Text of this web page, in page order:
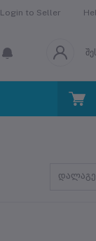
Login to Seller